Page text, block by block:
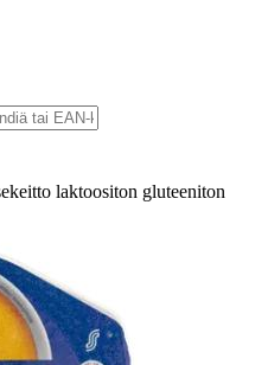
laktoositon gluteeniton